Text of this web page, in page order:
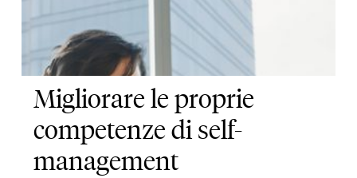
Migliorare le proprie
competenze di self-
management